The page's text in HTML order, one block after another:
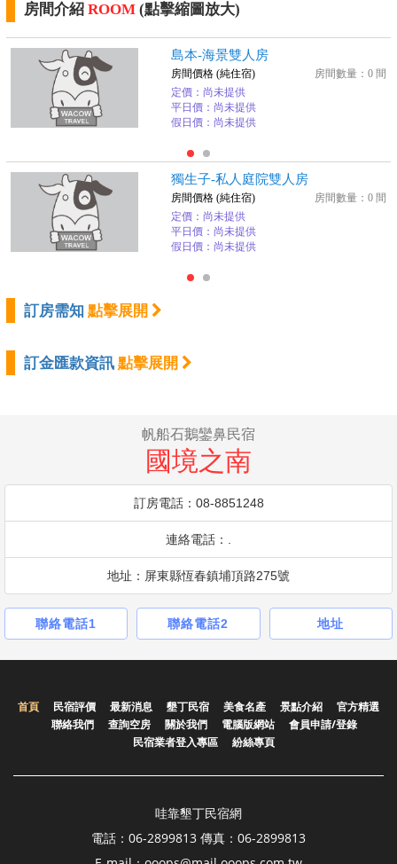
房間介紹 ROOM (點擊縮圖放大)
島本-海景雙人房
房間數量：0 間
房間價格 (純住宿)
定價：尚未提供
平日價：尚未提供
假日價：尚未提供
獨生子-私人庭院雙人房
房間數量：0 間
房間價格 (純住宿)
定價：尚未提供
平日價：尚未提供
假日價：尚未提供
訂房需知 點擊展開
訂金匯款資訊 點擊展開
帆船石鵝鑾鼻民宿
國境之南
訂房電話：08-8851248
連絡電話：.
地址：屏東縣恆春鎮埔頂路275號
聯絡電話1 聯絡電話2 地址
首頁 民宿評價 最新消息 墾丁民宿 美食名產 景點介紹
官方精選
聯絡我們
查詢空房 關於我們 電腦版網站
會員申請/登錄
民宿業者登入專區
紛絲專頁
哇靠墾丁民宿網
電話：06-2899813 傳真：06-2899813